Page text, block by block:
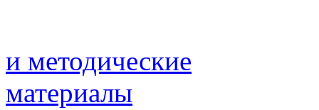
и методические
материалы